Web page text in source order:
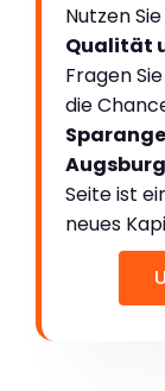
Nutzen
Qualität
Fragen
die
Seite ist
neues